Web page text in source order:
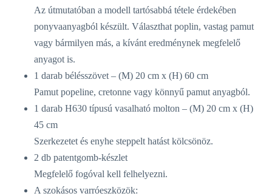
Az útmutatóban a modell tartósabbá tétele érdekében
ponyvaanyagból készült. Választhat poplin, vastag pamut
vagy bármilyen más, a kívánt eredménynek megfelelő
anyagot is.
1 darab bélésszövet – (M) 20 cm x (H) 60 cm
Pamut popeline, cretonne vagy könnyű pamut anyagból.
1 darab H630 típusú vasalható molton – (M) 20 cm x (H)
45 cm
Szerkezetet és enyhe steppelt hatást kölcsönöz.
2 db patentgomb-készlet
Megfelelő fogóval kell felhelyezni.
A szokásos varróeszközök: